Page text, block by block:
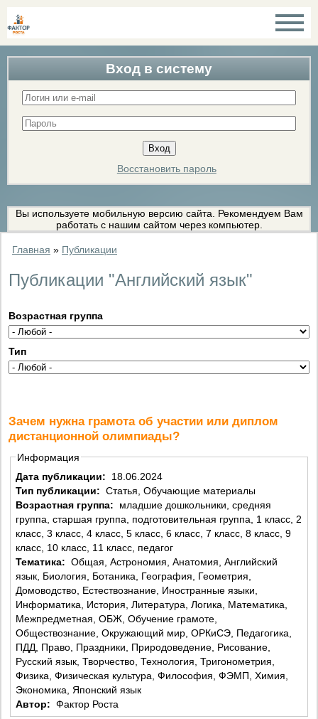
Вход в систему
Восстановить пароль
Вы используете мобильную версию сайта. Рекомендуем Вам
работать с нашим сайтом через компьютер.
Главная » Публикации
Публикации "Английский язык"
Возрастная группа
Тип
Зачем нужна грамота об участии или диплом
дистанционной олимпиады?
Информация
Дата публикации:
18.06.2024
Тип публикации: Статья, Обучающие материалы
Возрастная группа:
группа, старшая группа, подготовительная группа, 1 класс, 2
класс, 3 класс, 4 класс, 5 класс, 6 класс, 7 класс, 8 класс, 9
класс, 10 класс, 11 класс, педагог
Тематика: Общая, Астрономия, Анатомия, Английский
язык, Биология, Ботаника, География, Геометрия,
Домоводство, Естествознание, Иностранные языки,
Информатика, История, Литература, Логика, Математика,
Межпредметная, ОБЖ, Обучение грамоте,
Обществознание, Окружающий мир, ОРКиСЭ, Педагогика,
ПДД, Право, Праздники, Природоведение, Рисование,
Русский язык, Творчество, Технология, Тригонометрия,
Физика, Физическая культура, Философия, ФЭМП, Химия,
Экономика, Японский язык
Автор: Фактор Роста